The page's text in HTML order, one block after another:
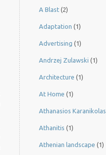
A Blast (2)
Adaptation (1)
Advertising (1)
Andrzej Zulawski (1)
Architecture (1)
At Home (1)
Athanasios Karanikolas
Athanitis (1)
Athenian landscape (1)